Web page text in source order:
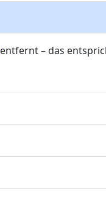
entfernt – das